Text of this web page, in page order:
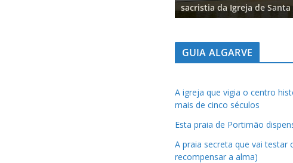
sacristia da Igreja de
GUIA ALGARVE
A igreja que vigia o centro
mais de cinco séculos
Esta praia de Portimão
A praia secreta que vai testar
recompensar a alma)